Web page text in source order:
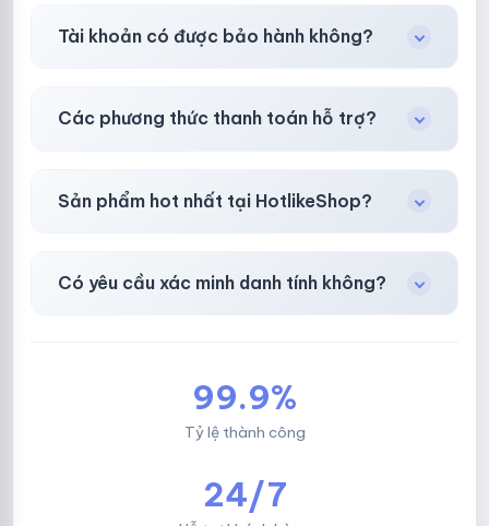
toán thành công.
Tài khoản có được bảo hành không?
sách công khai.
Các phương thức thanh toán hỗ trợ?
các ví điện tử phổ biến.
Sản phẩm hot nhất tại HotlikeShop?
Có yêu cầu xác minh danh tính không?
99.9%
Tỷ lệ thành công
24/7